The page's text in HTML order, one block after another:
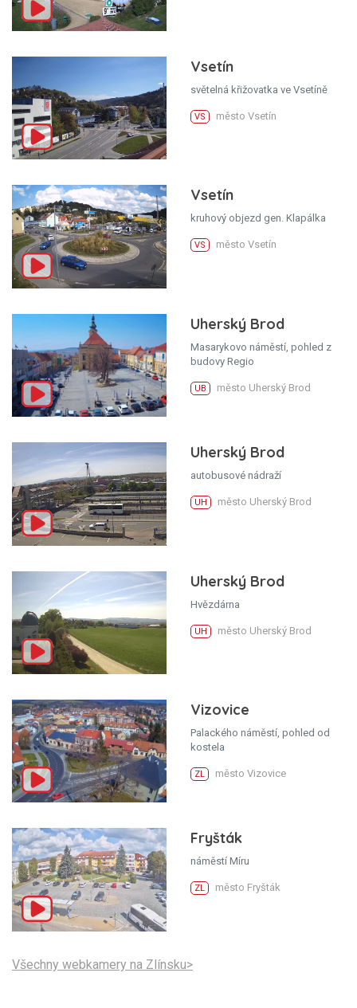
Vsetín
světelná křižovatka ve Vsetíně
VS město Vsetín
Vsetín
kruhový objezd gen. Klapálka
VS město Vsetín
Uherský Brod
Masarykovo náměstí, pohled z
budovy Regio
UB město Uherský Brod
Uherský Brod
autobusové nádraží
UH město Uherský Brod
Uherský Brod
Hvězdárna
UH město Uherský Brod
Vizovice
Palackého náměstí, pohled od
kostela
ZL město Vizovice
Fryšták
náměstí Míru
ZL město Fryšták
Všechny webkamery na Zlínsku>